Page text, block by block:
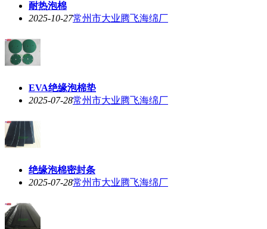
耐热泡棉
2025-10-27常州市大业腾飞海绵厂
EVA绝缘泡棉垫
2025-07-28常州市大业腾飞海绵厂
绝缘泡棉密封条
2025-07-28常州市大业腾飞海绵厂